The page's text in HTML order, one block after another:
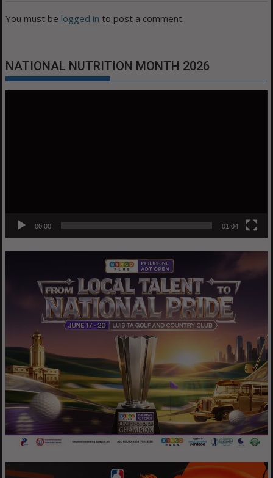
You must be logged in to post a comment.
NATIONAL NUTRITION MONTH 2026
00:00 01:04